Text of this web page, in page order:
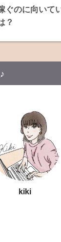
ぐのに向いて
？
kiki